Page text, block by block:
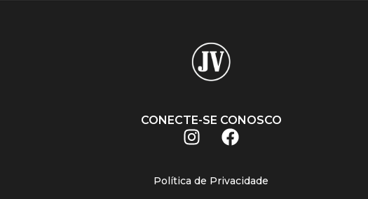
CONECTE-SE CONOSCO
Política de Privacidade